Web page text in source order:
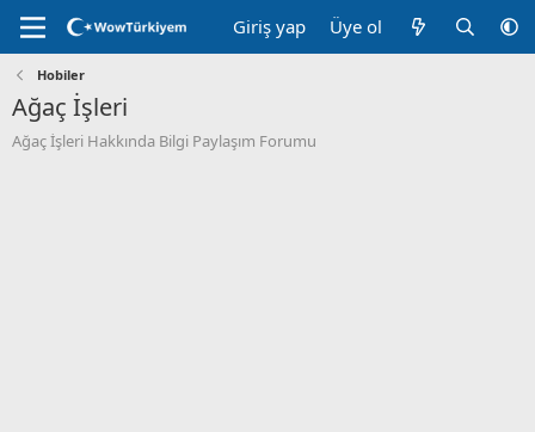
Giriş yap Üye ol
Hobiler
Ağaç İşleri
Ağaç İşleri Hakkında Bilgi Paylaşım Forumu